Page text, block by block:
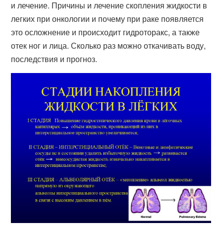
и лечение. Причины и лечение скопления жидкости в
легких при онкологии и почему при раке появляется
это осложнение и происходит гидроторакс, а также
отек ног и лица. Сколько раз можно откачивать воду,
последствия и прогноз.